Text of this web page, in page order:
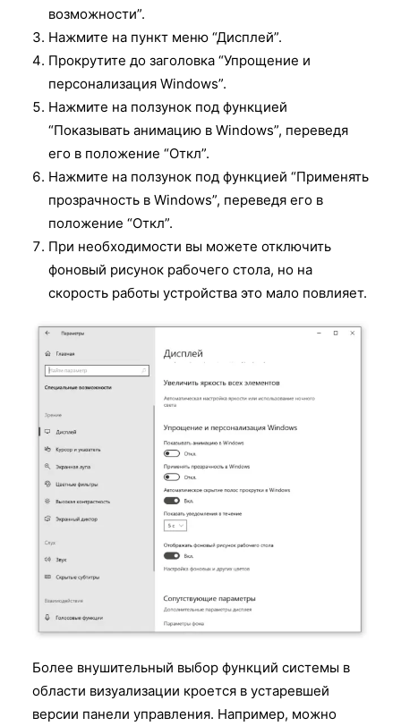
возможности”.
Нажмите на пункт меню “Дисплей”.
Прокрутите до заголовка “Упрощение и
персонализация Windows”.
Нажмите на ползунок под функцией
“Показывать анимацию в Windows”, переведя
его в положение “Откл”.
Нажмите на ползунок под функцией “Применять
прозрачность в Windows”, переведя его в
положение “Откл”.
При необходимости вы можете отключить
фоновый рисунок рабочего стола, но на
скорость работы устройства это мало повлияет.
Более внушительный выбор функций системы в
области визуализации кроется в устаревшей
версии панели управления. Например, можно